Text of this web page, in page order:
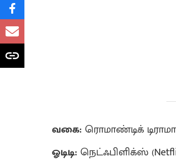
வகை: ரொமாண்டிக் டிராமா
ஓடிடி: நெட்ஃபிளிக்ஸ்